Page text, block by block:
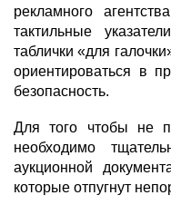
рекламного
тактильные
таблички «для
ориентироваться в
безопасность.
Для того чтобы не
необходимо
аукционной
которые отпугнут